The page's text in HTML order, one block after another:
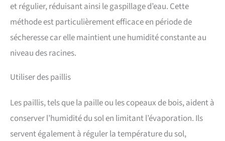
et régulier, réduisant ainsi le gaspillage d’eau. Cette
méthode est particulièrement efficace en période de
sécheresse car elle maintient une humidité constante au
niveau des racines.
Utiliser des paillis
Les paillis, tels que la paille ou les copeaux de bois, aident à
conserver l’humidité du sol en limitant l’évaporation. Ils
servent également à réguler la température du sol,